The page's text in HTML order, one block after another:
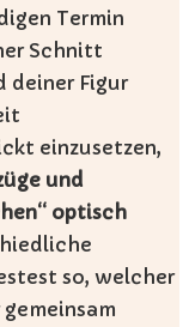
Termin
Schnitt
deiner Figur
einzusetzen,
und
optisch
so, welcher